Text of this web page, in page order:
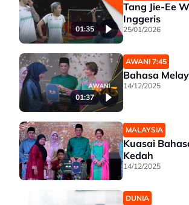
01:35
Tang Jie-Ee
Inggeris
25/01/2026
01:37
AWANI 7:45
Bahasa
14/12/2025
MALAYSIA
Kuasai
Kedah
14/12/2025
DUNIA